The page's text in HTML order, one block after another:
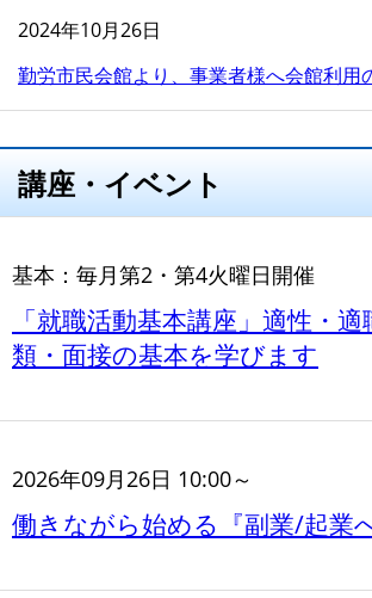
2024年10月26日
勤労市民会館より、事業者様へ会館利用
講座・イベント
基本：毎月第2・第4火曜日開催
「就職活動基本講座」適性・
類・面接の基本を学びます
2026年09月26日 10:00～
働きながら始める『副業/起業